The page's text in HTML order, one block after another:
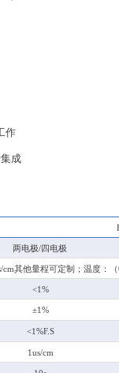
作
成
两电极/四电极
cm其他量程可定制；温度：
<1%
±1%
<1%F.S
1us/cm